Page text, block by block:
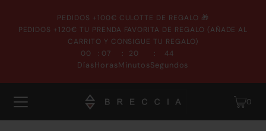
PEDIDOS +100€ CULOTTE DE REGALO 🎁
PEDIDOS +120€ TU PRENDA FAVORITA DE REGALO (AÑADE AL
CARRITO Y CONSIGUE TU REGALO)
00
Días
: 07
Horas
: 20
Minutos
: 44
Segundos
0